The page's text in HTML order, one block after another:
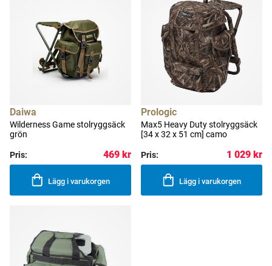
Daiwa
Wilderness Game stolryggsäck
grön
Pris: 469 kr
Lägg i varukorgen
Prologic
Max5 Heavy Duty stolryggsäck
[34 x 32 x 51 cm] camo
Pris: 1 029 kr
Lägg i varukorgen